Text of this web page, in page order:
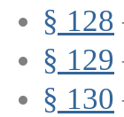
§ 128
§ 129
§ 130